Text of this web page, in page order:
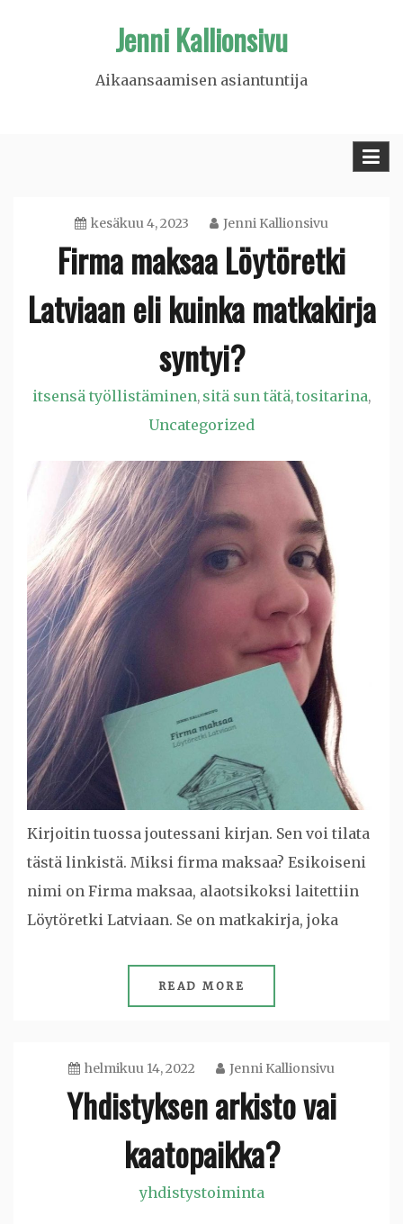
Jenni Kallionsivu
Aikaansaamisen asiantuntija
kesäkuu 4, 2023 Jenni Kallionsivu
Firma maksaa Löytöretki
Latviaan eli kuinka matkakirja
syntyi?
itsensä työllistäminen, sitä sun tätä,tositarina,
Uncategorized
Kirjoitin tuossa joutessani kirjan. Sen voi tilata
tästä linkistä. Miksi firma maksaa? Esikoiseni
nimi on Firma maksaa, alaotsikoksi laitettiin
Löytöretki Latviaan. Se on matkakirja, joka
READ MORE
helmikuu 14, 2022 Jenni Kallionsivu
Yhdistyksen arkisto vai
kaatopaikka?
yhdistystoiminta